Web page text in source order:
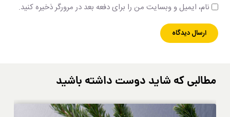
نام، ایمیل و وبسایت من را برای دفعه بعد در مرورگر ذخیره کنید.
مطالبی که شاید دوست داشته باشید